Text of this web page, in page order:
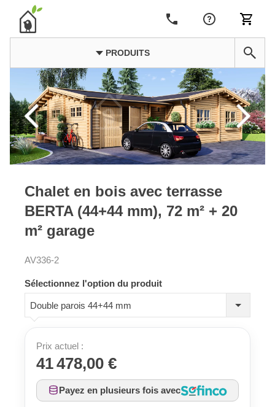
PRODUITS
Chalet en bois avec terrasse
BERTA (44+44 mm), 72 m² + 20
m² garage
AV336-2
Sélectionnez l'option du produit
Double parois 44+44 mm
Prix actuel :
41 478,00 €
Payez en plusieurs fois avec